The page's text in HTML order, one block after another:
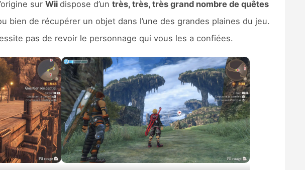
sur Wii dispose d’un très, très, très grand nombre de quêtes
bien de récupérer un objet dans l’une des grandes plaines du jeu.
pas de revoir le personnage qui vous les a confiées.